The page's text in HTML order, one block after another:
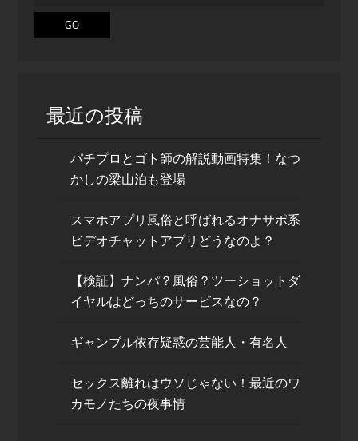
最近の投稿
パチプロとゴト師の解説動画特集！なつ
かしの梁山泊も登場
スマホアプリ風俗と呼ばれるオナサポ系
ビデオチャットアプリどうなのよ？
【検証】ナンパ？風俗？ツーショットダ
イヤルはどっちのサービスなの？
ギャンブル依存疑惑の芸能人・有名人
セックス離れはウソじゃない！最近のワ
カモノたちの夜事情